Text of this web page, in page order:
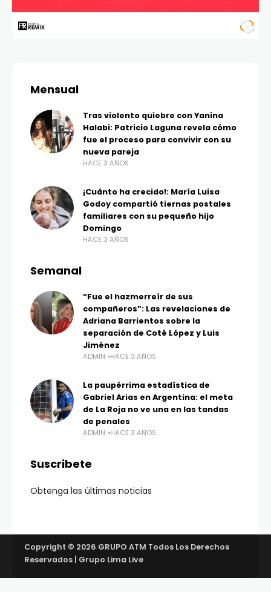
Mensual
Tras violento quiebre con Yanina
Halabi: Patricio Laguna revela cómo
fue el proceso para convivir con su
nueva pareja
HACE 3 AÑOS
¡Cuánto ha crecido!: María Luisa
Godoy compartió tiernas postales
familiares con su pequeño hijo
Domingo
HACE 3 AÑOS
Semanal
“Fue el hazmerreír de sus
compañeros”: Las revelaciones de
Adriana Barrientos sobre la
separación de Coté López y Luis
Jiménez
ADMIN HACE 3 AÑOS
La paupérrima estadística de
Gabriel Arias en Argentina: el meta
de La Roja no ve una en las tandas
de penales
ADMIN HACE 3 AÑOS
Suscribete
Obtenga las últimas noticias
Copyright © 2026 GRUPO ATM Todos Los Derechos
Reservados | Grupo Lima Live